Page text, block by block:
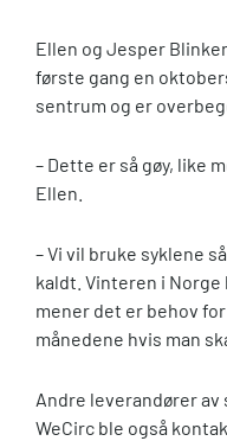
Ellen og Jesper
første gang en
sentrum og er
– Dette er så gøy, like
Ellen.
– Vi vil bruke syklene
kaldt. Vinteren i
mener det er behov
månedene hvis man
Andre leverandører av
WeCirc ble også